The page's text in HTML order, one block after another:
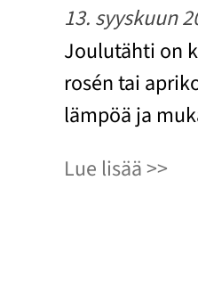
13. syyskuun
Joulutähti on
rosén tai
lämpöä ja
Lue lisää